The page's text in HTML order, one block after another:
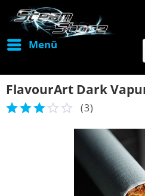
Menü
FlavourArt Dark
(3)